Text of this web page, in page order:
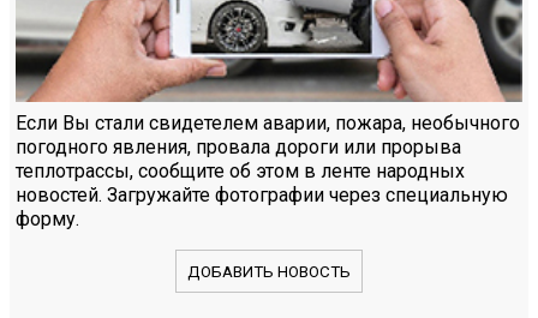
Если Вы стали свидетелем аварии, пожара, необычного
погодного явления, провала дороги или прорыва
теплотрассы, сообщите об этом в ленте народных
новостей. Загружайте фотографии через специальную
форму.
ДОБАВИТЬ НОВОСТЬ